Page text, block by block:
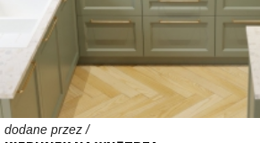
dodane przez /